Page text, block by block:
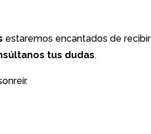
estaremos encantados de
tus dudas.